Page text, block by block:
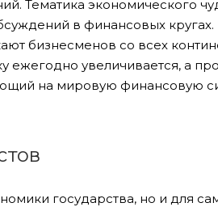
Тематика экономического
в финансовых кругах.
бизнесменов со всех
ежегодно увеличивается, а
на мировую финансовую
государства, но и для